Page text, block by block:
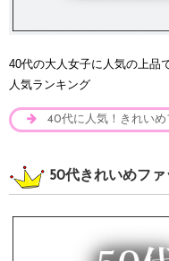
40代の大人女子に人気の上品
人気ランキング
40代に人気！きれい
50代きれいめフ